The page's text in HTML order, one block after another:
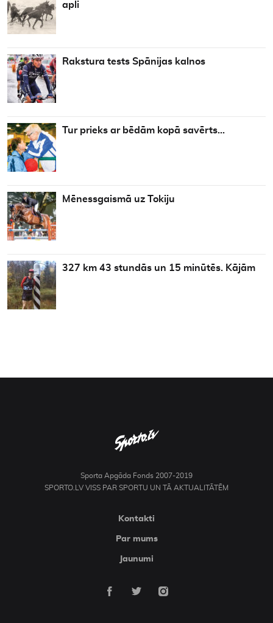
apli
Rakstura tests Spānijas kalnos
Tur prieks ar bēdām kopā savērts…
Mēnessgaismā uz Tokiju
327 km 43 stundās un 15 minūtēs. Kājām
Sporta Apgāda Fonds 2007-2019
SPORTO.LV VISS PAR SPORTU UN TĀ AKTUALITĀTĒM
Kontakti
Par mums
Jaunumi